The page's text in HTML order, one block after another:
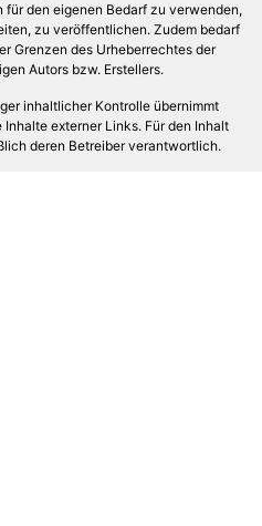
den eigenen Bedarf zu verwenden,
zu veröffentlichen. Zudem bedarf
Grenzen des Urheberrechtes der
Autors bzw. Erstellers.
inhaltlicher Kontrolle übernimmt
externer Links. Für den Inhalt
deren Betreiber verantwortlich.